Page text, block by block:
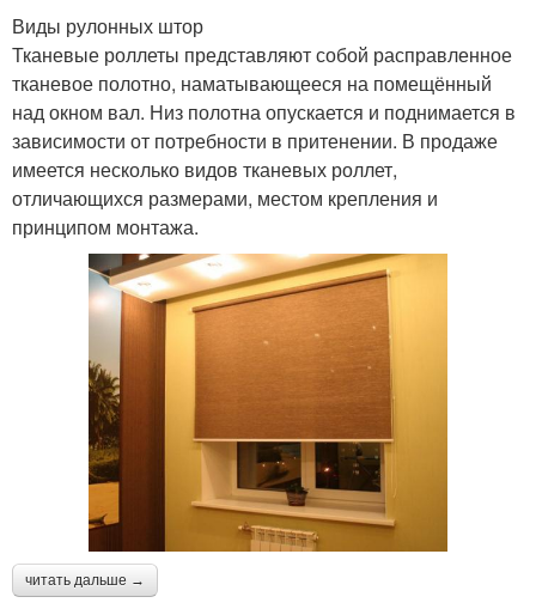
Виды рулонных штор
Тканевые роллеты представляют собой расправленное
тканевое полотно, наматывающееся на помещённый
над окном вал. Низ полотна опускается и поднимается в
зависимости от потребности в притенении. В продаже
имеется несколько видов тканевых роллет,
отличающихся размерами, местом крепления и
принципом монтажа.
читать дальше →